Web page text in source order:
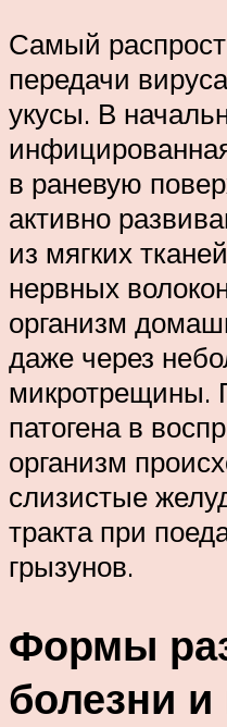
Самый
передачи
укусы. В
в раневую
активно
из мягких
нервных
организм
даже через
микротрещины.
патогена в
организм
слизистые
тракта при
грызунов.
Формы
болезни и